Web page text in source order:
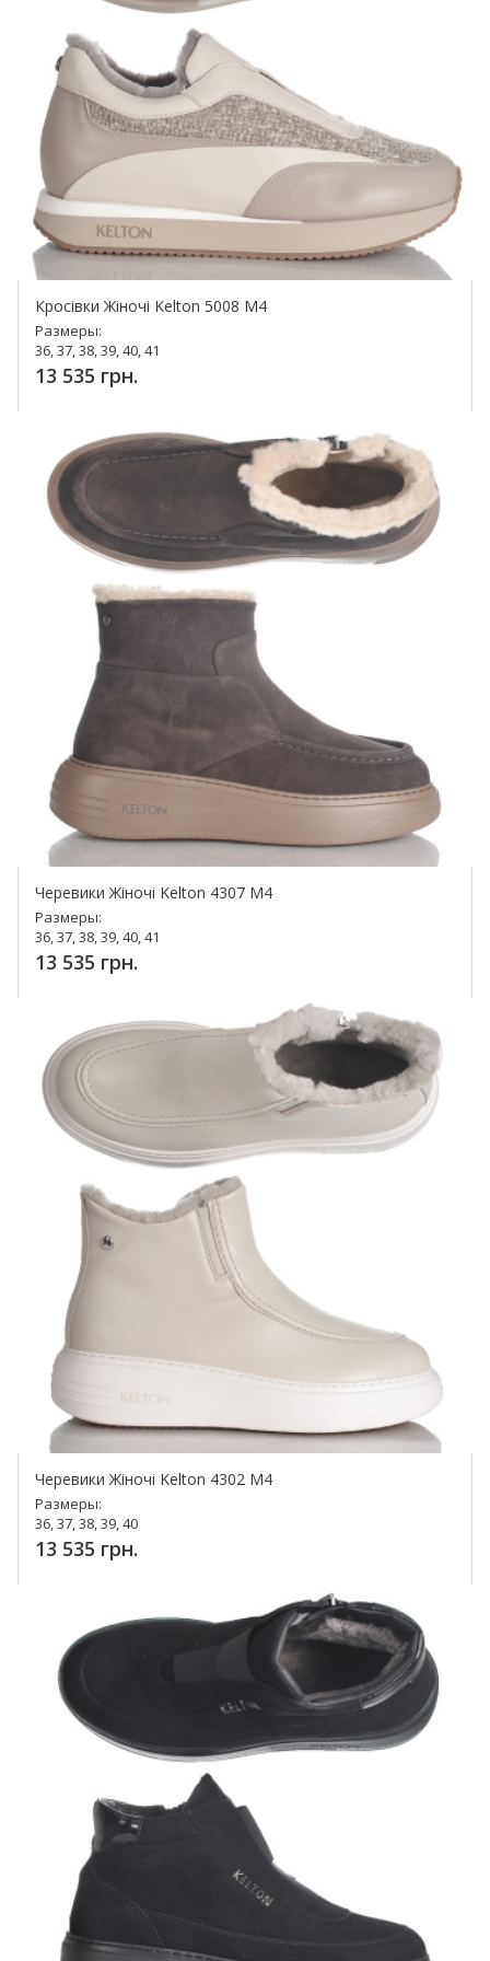
Кросівки Жіночі Kelton 5008 M4
Размеры:
36, 37, 38, 39, 40, 41
13 535 грн.
Черевики Жіночі Kelton 4307 M4
Размеры:
36, 37, 38, 39, 40, 41
13 535 грн.
Черевики Жіночі Kelton 4302 M4
Размеры:
36, 37, 38, 39, 40
13 535 грн.